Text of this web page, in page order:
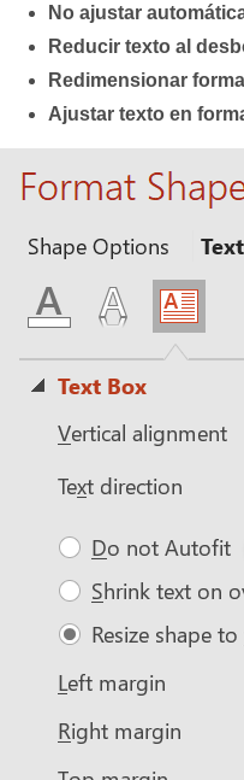
No ajustar
Reducir texto al
Redimensionar
Ajustar texto en